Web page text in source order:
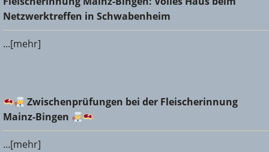
Netzwerktreffen in Schwabenheim
Netzwerktreffen in Schwabenheim
...[mehr]
Zwischenprüfungen bei der Fleischerinnung Mainz-
Bingen
Zwischenprüfungen bei der Fleischerinnung
Mainz-Bingen
...[mehr]